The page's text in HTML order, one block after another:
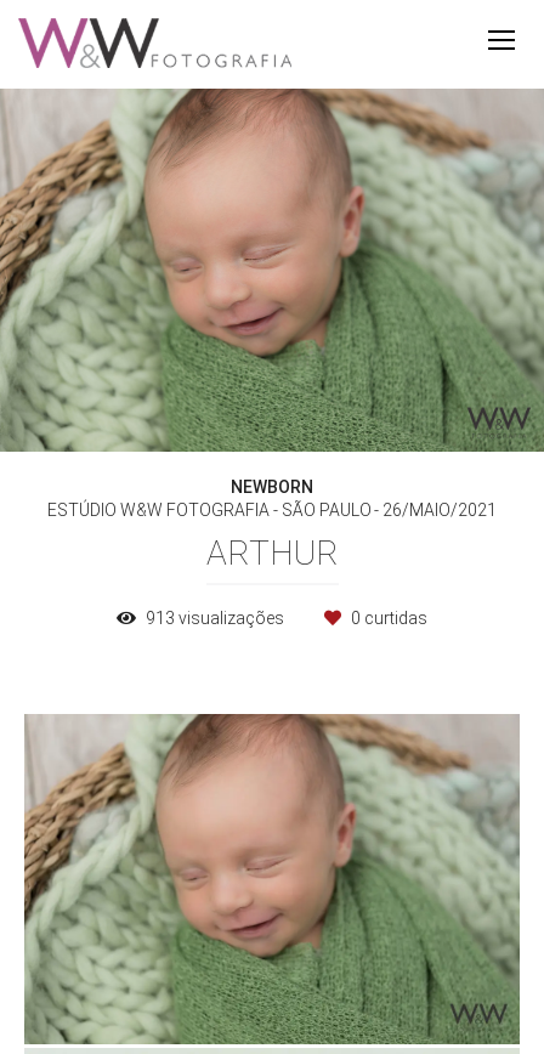
NEWBORN
ESTÚDIO W&W FOTOGRAFIA - SÃO PAULO
26/MAIO/2021
ARTHUR
913 visualizações 0 curtidas